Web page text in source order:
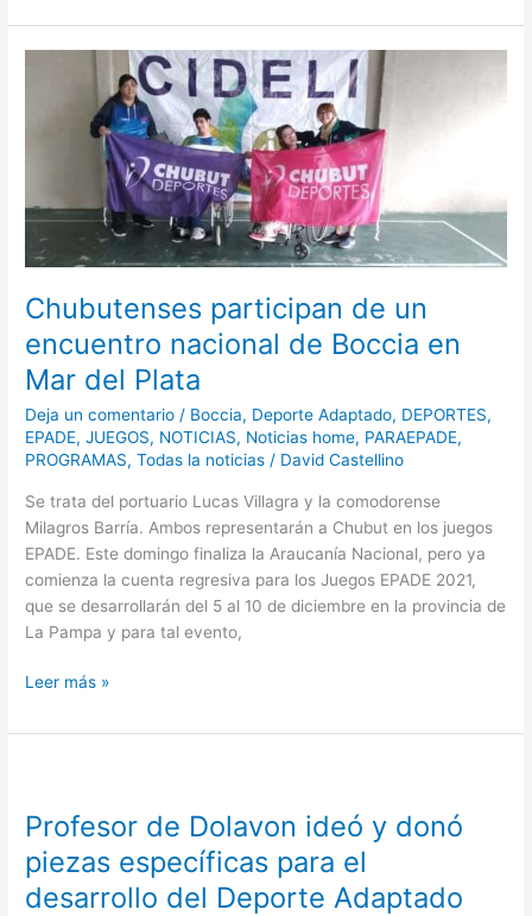
Chubutenses participan de un
encuentro nacional de Boccia en
Mar del Plata
Deja un comentario / Boccia, Deporte Adaptado, DEPORTES,
EPADE,JUEGOS, NOTICIAS, Noticias home, PARAEPADE,
PROGRAMAS,Todas la noticias / David Castellino
Se trata del portuario Lucas Villagra y la comodorense
Milagros Barría. Ambos representarán a Chubut en los juegos
EPADE. Este domingo finaliza la Araucanía Nacional, pero ya
comienza la cuenta regresiva para los Juegos EPADE 2021,
que se desarrollarán del 5 al 10 de diciembre en la provincia de
La Pampa y para tal evento,
participan
de
Boccia
en
Mar
del
Plata
Leer más »
Profesor de Dolavon ideó y donó
piezas específicas para el
desarrollo del Deporte Adaptado
Dolavon
ideó
y
donó